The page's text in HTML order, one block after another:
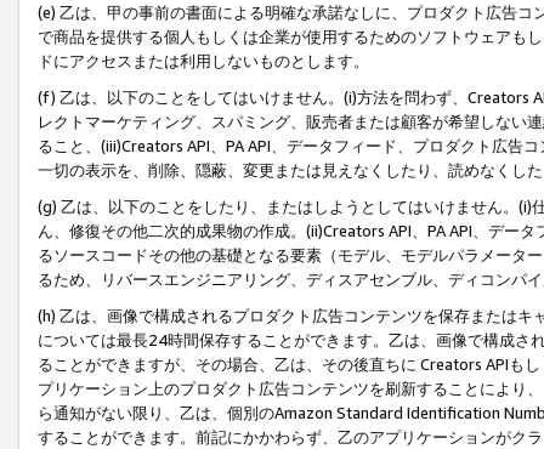
(e) 乙は、甲の事前の書面による明確な承諾なしに、プロダクト広告
で商品を提供する個人もしくは企業が使用するためのソフトウェアも
ドにアクセスまたは利用しないものとします。
(f) 乙は、以下のことをしてはいけません。(i)方法を問わず、Creators
レクトマーケティング、スパミング、販売者または顧客が希望しない
ること、(iii)Creators API、PA API、データフィード、プロダクト広告
一切の表示を、削除、隠蔽、変更または見えなくしたり、読めなくし
(g) 乙は、以下のことをしたり、またはしようとしてはいけません。
ん、修復その他二次的成果物の作成。(ii)Creators API、PA API、デー
るソースコードその他の基礎となる要素（モデル、モデルパラメータ
るため、リバースエンジニアリング、ディスアセンブル、ディコンパ
(h) 乙は、画像で構成されるプロダクト広告コンテンツを保存または
については最長24時間保存することができます。乙は、画像で構成
ることができますが、その場合、乙は、その後直ちに Creators APIも
プリケーション上のプロダクト広告コンテンツを刷新することにより
ら通知がない限り、乙は、個別のAmazon Standard Identification
することができます。前記にかかわらず、乙のアプリケーションがク